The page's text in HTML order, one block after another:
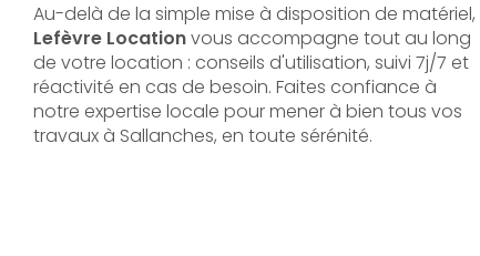
Au-delà de la simple mise à disposition de matériel,
Lefèvre Locationvous accompagne tout au long
de votre location : conseils d'utilisation, suivi 7j/7 et
réactivité en cas de besoin. Faites confiance à
notre expertise locale pour mener à bien tous vos
travaux à Sallanches, en toute sérénité.